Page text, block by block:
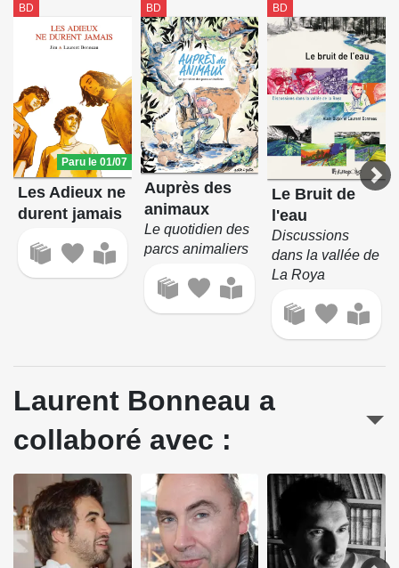
BD
Paru le 01/07
Les Adieux ne
durent jamais
BD
Auprès des
animaux
Le quotidien des
parcs animaliers
BD
Le Bruit de
l'eau
Discussions
dans la vallée de
La Roya
Laurent Bonneau a
collaboré avec :